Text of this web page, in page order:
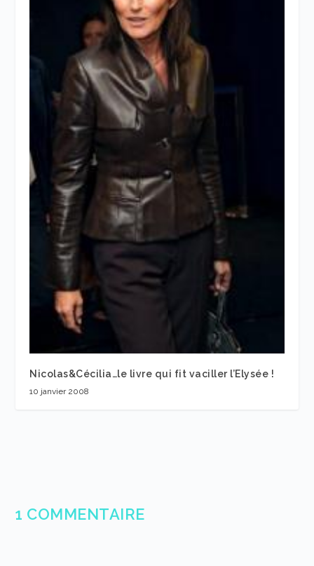
Nicolas&Cécilia…le livre qui fit vaciller l’Elysée !
10 janvier 2008
1 COMMENTAIRE